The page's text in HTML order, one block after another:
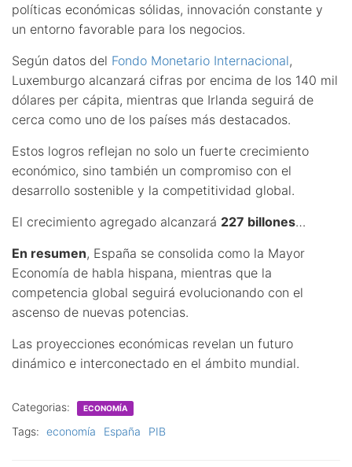
políticas económicas sólidas, innovación constante y
un entorno favorable para los negocios.
Según datos del Fondo Monetario Internacional,
Luxemburgo alcanzará cifras por encima de los 140 mil
dólares per cápita, mientras que Irlanda seguirá de
cerca como uno de los países más destacados.
Estos logros reflejan no solo un fuerte crecimiento
económico, sino también un compromiso con el
desarrollo sostenible y la competitividad global.
El crecimiento agregado alcanzará 227 billones…
En resumen, España se consolida como la Mayor
Economía de habla hispana, mientras que la
competencia global seguirá evolucionando con el
ascenso de nuevas potencias.
Las proyecciones económicas revelan un futuro
dinámico e interconectado en el ámbito mundial.
Categorias: ECONOMÍA
Tags: economía España PIB